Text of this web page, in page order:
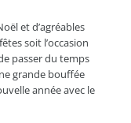
et d’agréables
soit l’occasion
passer du temps
grande bouffée
année avec le